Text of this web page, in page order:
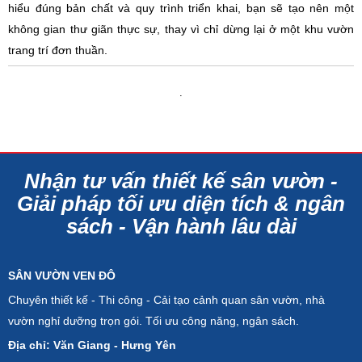
hiểu đúng bản chất và quy trình triển khai, bạn sẽ tạo nên một
không gian thư giãn thực sự, thay vì chỉ dừng lại ở một khu vườn
trang trí đơn thuần.
.
Nhận tư vấn thiết kế sân vườn -
Giải pháp tối ưu diện tích & ngân
sách - Vận hành lâu dài
SÂN VƯỜN VEN ĐÔ
Chuyên thiết kế - Thi công - Cải tạo cảnh quan sân vườn, nhà
vườn nghỉ dưỡng trọn gói. Tối ưu công năng, ngân sách.
Địa chỉ: Văn Giang - Hưng Yên